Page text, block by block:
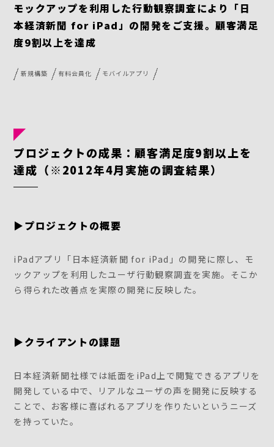
モックアップを利用した行動観察調査により「日
本経済新聞 for iPad」の開発をご支援。顧客満足
度9割以上を達成
新規構築 有料会員化 モバイルアプリ
プロジェクトの成果：顧客満足度9割以上を
達成（※2012年4月実施の調査結果）
▶プロジェクトの概要
iPadアプリ「日本経済新聞 for iPad」の開発に際し、モ
ックアップを利用したユーザ行動観察調査を実施。そこか
ら得られた改善点を実際の開発に反映した。
▶クライアントの課題
日本経済新聞社様では紙面をiPad上で閲覧できるアプリを
開発している中で、リアルなユーザの声を開発に反映する
ことで、お客様に喜ばれるアプリを作りたいというニーズ
を持っていた。